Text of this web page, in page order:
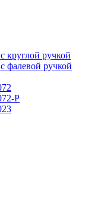
круглой ручкой
фалевой ручкой
P